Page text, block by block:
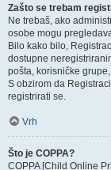
Zašto se trebam
Ne trebaš, ako
osobe mogu
Bilo kako bilo,
dostupne
pošta, korisničke
S obzirom da
registrirati se.
Vrh
Što je COPPA?
COPPA [Child Online